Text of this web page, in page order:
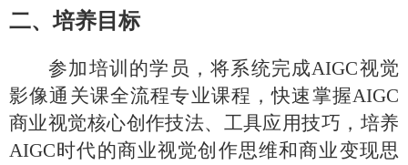
二、培养目标
参加培训的学员，将系统完成AIGC视觉
影像通关课全流程专业课程，快速掌握AIGC
商业视觉核心创作技法、工具应用技巧，培养
AIGC时代的商业视觉创作思维和商业变现思